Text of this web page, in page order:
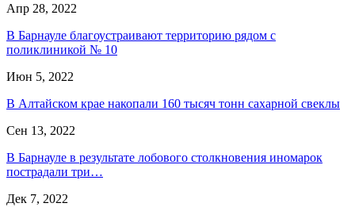
Апр 28, 2022
В Барнауле благоустраивают территорию рядом с
поликлиникой № 10
Июн 5, 2022
В Алтайском крае накопали 160 тысяч тонн сахарной свеклы
Сен 13, 2022
В Барнауле в результате лобового столкновения иномарок
пострадали три…
Дек 7, 2022